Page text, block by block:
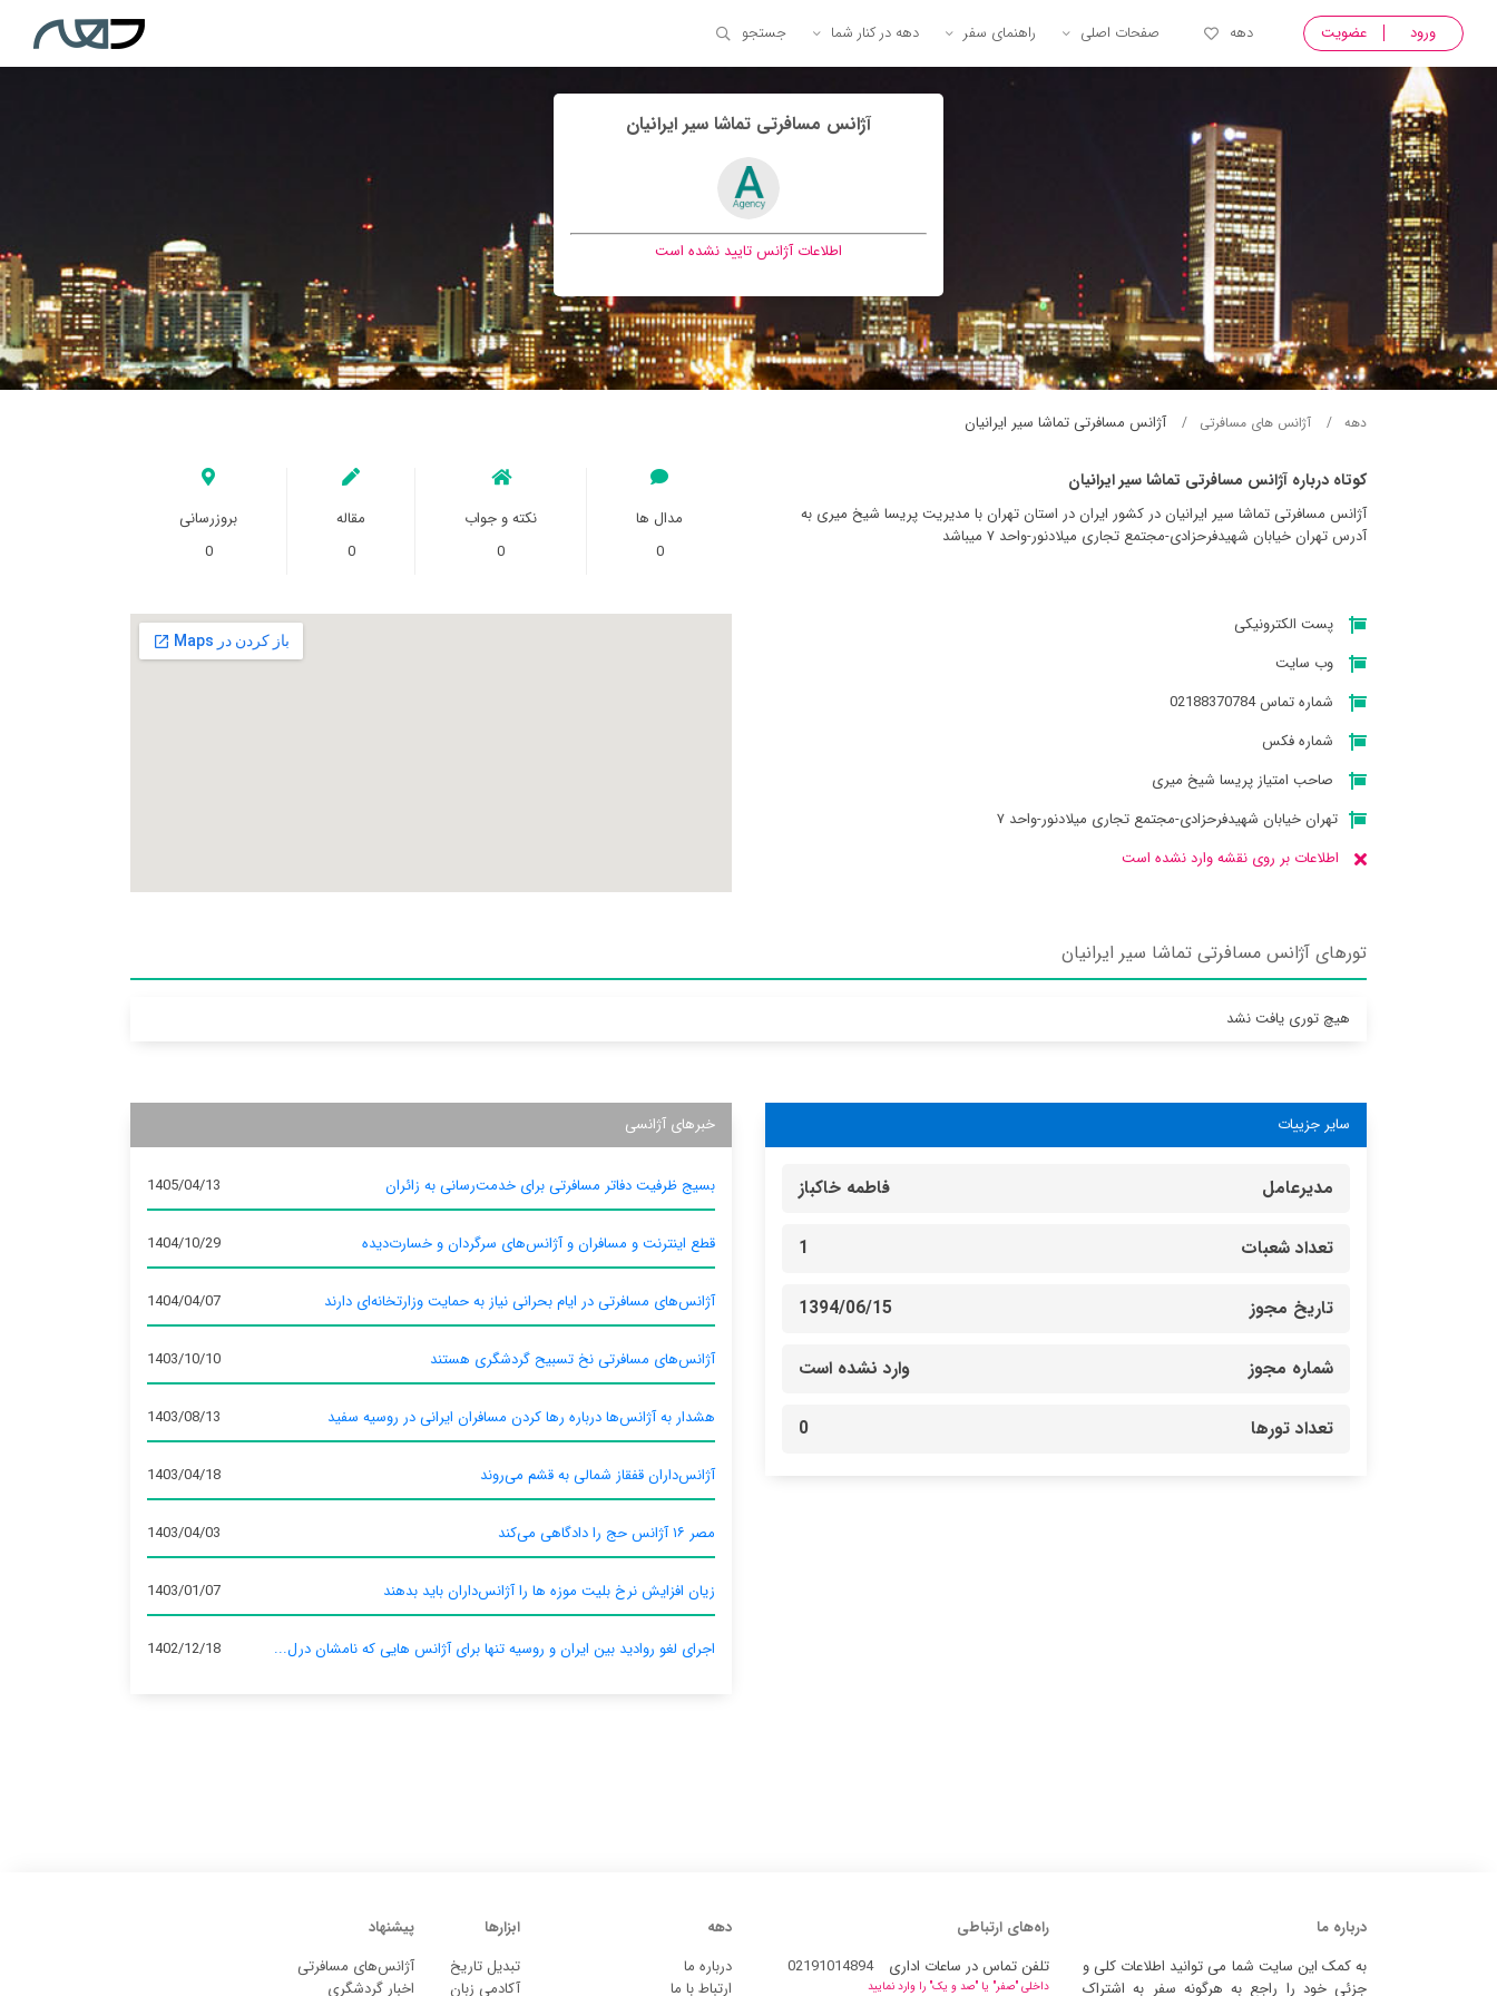
ورود عضویت دهه صفحات اصلی راهنمای سفر دهه در کنار شما جستجو
آژانس مسافرتی تماشا سير ايرانيان
اطلاعات آژانس تایید نشده است
دهه آژانس های مسافرتی آژانس مسافرتی تماشا سير ايرانيان
کوتاه درباره آژانس مسافرتی تماشا سير ايرانيان
آژانس مسافرتی تماشا سير ايرانيان در کشور ایران در استان تهران با مدیریت پریسا شیخ میری به
آدرس تهران خیابان شهیدفرحزادی-مجتمع تجاری میلادنور-واحد ۷ میباشد
مدال ها
0
نکته و جواب
0
مقاله
0
بروزرسانی
0
پست الکترونیکی
وب سایت
شماره تماس 02188370784
شماره فکس
صاحب امتیاز پریسا شیخ میری
تهران خیابان شهیدفرحزادی-مجتمع تجاری میلادنور-واحد ۷
اطلاعات بر روی نقشه وارد نشده است
تورهای آژانس مسافرتی تماشا سير ايرانيان
هیچ توری یافت نشد
سایر جزییات
مدیرعامل فاطمه خاكباز
تعداد شعبات 1
تاریخ مجوز 1394/06/15
شماره مجوز وارد نشده است
تعداد تورها 0
خبرهای آژانسی
بسیج ظرفیت دفاتر مسافرتی برای خدمت‌رسانی به زائران 1405/04/13
قطع اینترنت و مسافران و آژانس‌های سرگردان و خسارت‌دیده 1404/10/29
آژانس‌های مسافرتی در ایام بحرانی نیاز به حمایت وزارتخانه‌ای دارند 1404/04/07
آژانس‌های مسافرتی نخ تسبیح گردشگری هستند 1403/10/10
هشدار به آژانس‌ها درباره رها کردن مسافران ایرانی در روسیه سفید 1403/08/13
آژانس‌داران قفقاز شمالی به قشم می‌روند 1403/04/18
مصر ۱۶ آژانس حج را دادگاهی می‌کند 1403/04/03
زیان افزایش نرخ بلیت موزه ها را آژانس‌داران باید بدهند 1403/01/07
اجرای لغو روادید بین ایران و روسیه تنها برای آژانس‌ هایی که نامشان درل... 1402/12/18
درباره ما
به کمک این سایت شما می توانید اطلاعات کلی و
جزئی خود را راجع به هرگونه سفر به اشتراک
راه‌های ارتباطی
تلفن تماس در ساعات اداری
02191014894
داخلی "صفر" یا "صد و یک" را وارد نمایید
دهه
درباره ما
ارتباط با ما
ابزارها
تبدیل تاریخ
آکادمی زبان
پیشنهاد
آژانس‌های مسافرتی
اخبار گردشگری